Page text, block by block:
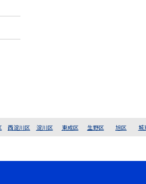
西淀川区 淀川区 東成区 生野区 旭区 城